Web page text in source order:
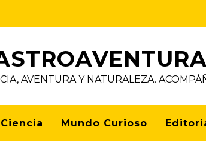
AVENTURA Y NATURALEZA.
Ciencia Mundo Curioso